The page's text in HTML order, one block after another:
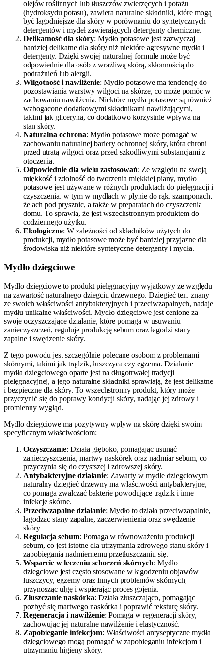
olejów roślinnych lub tłuszczów zwierzęcych i potażu
(hydroksydu potasu), zawiera naturalne składniki, które mogą
być łagodniejsze dla skóry w porównaniu do syntetycznych
detergentów i mydeł zawierających detergenty chemiczne.
Delikatność dla skóry: Mydło potasowe jest zazwyczaj
bardziej delikatne dla skóry niż niektóre agresywne mydła i
detergenty. Dzięki swojej naturalnej formule może być
odpowiednie dla osób z wrażliwą skórą, skłonnością do
podrażnień lub alergii.
Wilgotność i nawilżenie: Mydło potasowe ma tendencję do
pozostawiania warstwy wilgoci na skórze, co może pomóc w
zachowaniu nawilżenia. Niektóre mydła potasowe są również
wzbogacone dodatkowymi składnikami nawilżającymi,
takimi jak gliceryna, co dodatkowo korzystnie wpływa na
stan skóry.
Naturalna ochrona: Mydło potasowe może pomagać w
zachowaniu naturalnej bariery ochronnej skóry, która chroni
przed utratą wilgoci oraz przed szkodliwymi substancjami z
otoczenia.
Odpowiednie dla wielu zastosowań: Ze względu na swoją
miękkość i zdolność do tworzenia miękkiej piany, mydło
potasowe jest używane w różnych produktach do pielęgnacji i
czyszczenia, w tym w mydłach w płynie do rąk, szamponach,
żelach pod prysznic, a także w preparatach do czyszczenia
domu. To sprawia, że jest wszechstronnym produktem do
codziennego użytku.
Ekologiczne: W zależności od składników użytych do
produkcji, mydło potasowe może być bardziej przyjazne dla
środowiska niż niektóre syntetyczne detergenty i mydła.
Mydło dziegciowe
Mydło dziegciowe to produkt pielęgnacyjny wyjątkowy ze względu
na zawartość naturalnego dziegciu drzewnego. Dziegieć ten, znany
ze swoich właściwości antybakteryjnych i przeciwzapalnych, nadaje
mydłu unikalne właściwości. Mydło dziegciowe jest cenione za
swoje oczyszczające działanie, które pomaga w usuwaniu
zanieczyszczeń, reguluje produkcję sebum oraz łagodzi stany
zapalne i swędzenie skóry.
Z tego powodu jest szczególnie polecane osobom z problemami
skórnymi, takimi jak trądzik, łuszczyca czy egzema. Działanie
mydła dziegciowego oparte jest na długotrwałej tradycji
pielęgnacyjnej, a jego naturalne składniki sprawiają, że jest delikatne
i bezpieczne dla skóry. To wszechstronny produkt, który może
przyczynić się do poprawy kondycji skóry, nadając jej zdrowy i
promienny wygląd.
Mydło dziegciowe ma pozytywny wpływ na skórę dzięki swoim
specyficznym właściwościom:
Oczyszczanie: Działa głęboko, pomagając usunąć
zanieczyszczenia, martwy naskórek oraz nadmiar sebum, co
przyczynia się do czystszej i zdrowszej skóry.
Antybakteryjne działanie: Zawarty w mydle dziegciowym
naturalny dziegieć drzewny ma właściwości antybakteryjne,
co pomaga zwalczać bakterie powodujące trądzik i inne
infekcje skórne.
Przeciwzapalne działanie: Mydło to działa przeciwzapalnie,
łagodząc stany zapalne, zaczerwienienia oraz swędzenie
skóry.
Regulacja sebum: Pomaga w równoważeniu produkcji
sebum, co jest istotne dla utrzymania zdrowego stanu skóry i
zapobiegania nadmiernemu przetłuszczaniu się.
Wsparcie w leczeniu schorzeń skórnych: Mydło
dziegciowe jest często stosowane w łagodzeniu objawów
łuszczycy, egzemy oraz innych problemów skórnych,
przynosząc ulgę i wspierając proces gojenia.
Złuszczanie naskórka: Działa złuszczająco, pomagając
pozbyć się martwego naskórka i poprawić teksturę skóry.
Regeneracja i nawilżenie: Pomaga w regeneracji skóry,
zachowując jej naturalne nawilżenie i elastyczność.
Zapobieganie infekcjom: Właściwości antyseptyczne mydła
dziegciowego mogą pomagać w zapobieganiu infekcjom i
utrzymaniu higieny skóry.